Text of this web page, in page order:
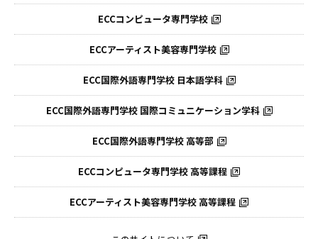
ECCコンピュータ専門学校
ECCアーティスト美容専門学校
ECC国際外語専門学校 日本語学科
ECC国際外語専門学校 国際コミュニケーション学科
ECC国際外語専門学校 高等部
ECCコンピュータ専門学校 高等課程
ECCアーティスト美容専門学校 高等課程